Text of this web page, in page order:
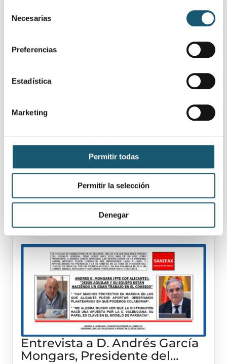
Necesarias
Preferencias
Estadística
Marketing
Permitir todas
Permitir la selección
Denegar
Mongars, Presidente del
Farmacéuticos de la Provincia
de Alicante
Entrevista a D. Andrés García
Mongars, Presidente del